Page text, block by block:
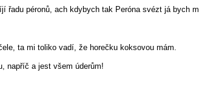
řadu péronů, ach kdybych tak Peróna svézt já bych
ta mi toliko vadí, že horečku koksovou mám.
napříč a jest všem úderům!